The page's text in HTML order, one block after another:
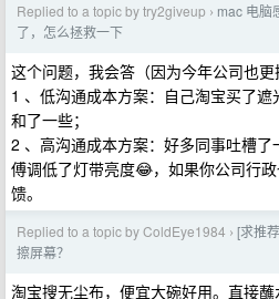
Replied to a topic by try2giveup › mac 电脑
了，怎么拯救一下
这个问题，我会答（因为今年公司也更
1 、低沟通成本方案：自己淘宝买了
和了一些；
2 、高沟通成本方案：好多同事吐槽
傅调低了灯带亮度😂，如果你公司行
馈。
Replied to a topic by ColdEye1984 › [求推
擦屏幕？
淘宝搜无尘布，便宜大碗好用。直接